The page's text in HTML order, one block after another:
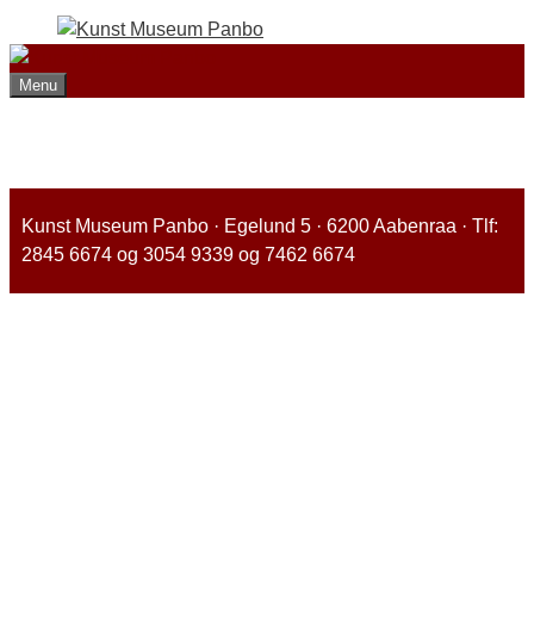
til
indhold
Menu
Kunst Museum Panbo · Egelund 5 · 6200 Aabenraa · Tlf:
2845 6674 og 3054 9339 og 7462 6674